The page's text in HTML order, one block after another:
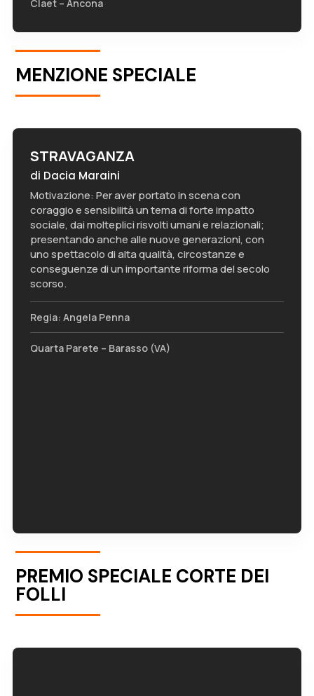
Claet – Ancona
MENZIONE SPECIALE
STRAVAGANZA
di Dacia Maraini
Motivazione: Per aver portato in scena con
coraggio e sensibilità un tema di forte impatto
sociale, dai molteplici risvolti umani e relazionali;
presentando anche alle nuove generazioni, con
uno spettacolo di alta qualità, circostanze e
conseguenze di un importante riforma del secolo
scorso.
Regia: Angela Penna
Quarta Parete – Barasso (VA)
PREMIO SPECIALE CORTE DEI
FOLLI